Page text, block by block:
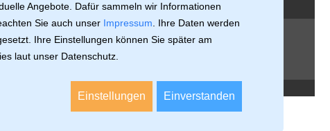
Angebote. Dafür sammeln wir Informationen
Sie auch unser Impressum . Ihre Daten werden
Ihre Einstellungen können Sie später am
laut unser Datenschutz.
Einstellungen Einverstanden